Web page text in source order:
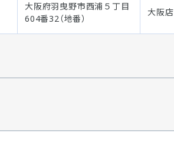
大阪府羽曳野市西浦５丁目
604番32（地番）
大阪店